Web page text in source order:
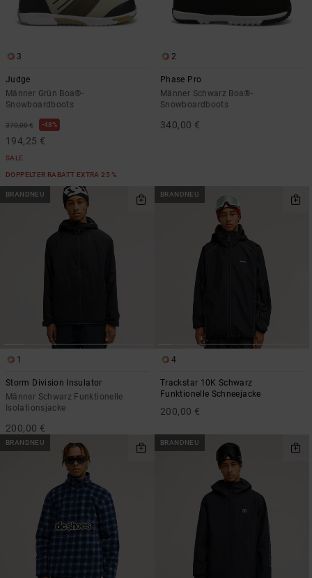
3
Judge
Männer Grün Boa®-
Snowboardboots
370,00 € 48%
194,25 €
SALE
DOPPELTER RABATT EXTRA 25 %
2
Phase Pro
Männer Schwarz Boa®-
Snowboardboots
340,00 €
BRANDNEU
1
Storm Division Insulator
Männer Schwarz Funktionelle
Isolationsjacke
200,00 €
BRANDNEU
4
Trackstar 10K Schwarz
Funktionelle Schneejacke
200,00 €
BRANDNEU BRANDNEU